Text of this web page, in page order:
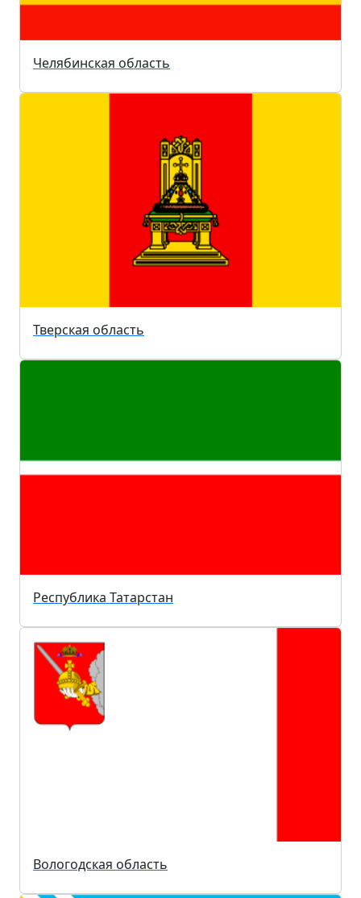
Челябинская область
Тверская область
Республика Татарстан
Вологодская область